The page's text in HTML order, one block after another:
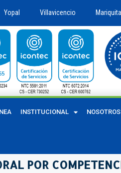
Yopal Villavicencio
INSTITUCIONAL NOSOTROS
POR